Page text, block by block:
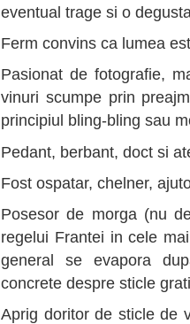
eventual trage si o
Ferm convins ca lumea
Pasionat de fotografie,
vinuri scumpe prin
principiul bling-bling sau
Pedant, berbant, doct si
Fost ospatar, chelner,
Posesor de morga (nu
regelui Frantei in cele
general se evapora
concrete despre sticle
Aprig doritor de sticle de